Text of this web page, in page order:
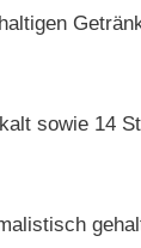
sowie 14